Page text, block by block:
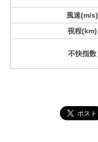
風速(m/s)
視程(km)
不快指数